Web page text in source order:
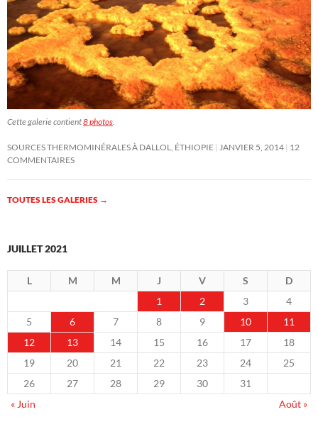
Cette galerie contient8 photos.
SOURCES THERMOMINÉRALES À DALLOL, ÉTHIOPIE JANVIER 5, 2014 12
COMMENTAIRES
TOUTES LES GALERIES →
JUILLET 2021
L M M J V S
D
1
2 3
4
5
6 7 8 9 10
11
12
13 14 15 16 17
18
19
20 21 22 23 24
25
26
27 28 29 30
31
« Juin
Août »